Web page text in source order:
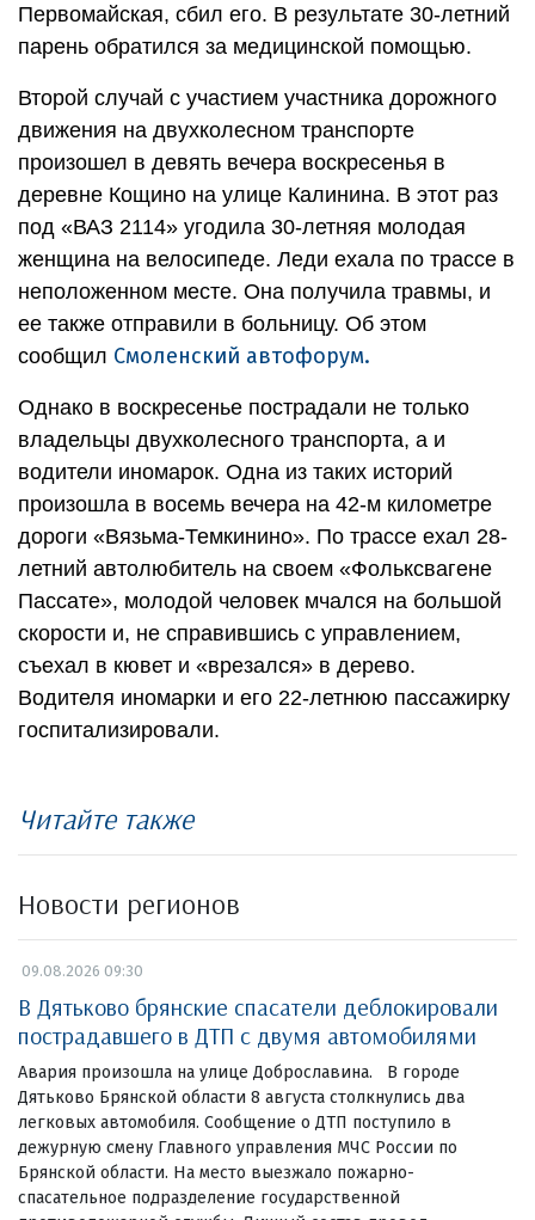
Первомайская, сбил его. В результате 30-летний
парень обратился за медицинской помощью.
Второй случай с участием участника дорожного
движения на двухколесном транспорте
произошел в девять вечера воскресенья в
деревне Кощино на улице Калинина. В этот раз
под «ВАЗ 2114» угодила 30-летняя молодая
женщина на велосипеде. Леди ехала по трассе в
неположенном месте. Она получила травмы, и
ее также отправили в больницу. Об этом
сообщил Смоленский автофорум.
Однако в воскресенье пострадали не только
владельцы двухколесного транспорта, а и
водители иномарок. Одна из таких историй
произошла в восемь вечера на 42-м километре
дороги «Вязьма-Темкинино». По трассе ехал 28-
летний автолюбитель на своем «Фольксвагене
Пассате», молодой человек мчался на большой
скорости и, не справившись с управлением,
съехал в кювет и «врезался» в дерево.
Водителя иномарки и его 22-летнюю пассажирку
госпитализировали.
Читайте также
Новости регионов
09.08.2026 09:30
В Дятьково брянские спасатели деблокировали
пострадавшего в ДТП с двумя автомобилями
Авария произошла на улице Доброславина. В городе
Дятьково Брянской области 8 августа столкнулись два
легковых автомобиля. Сообщение о ДТП поступило в
дежурную смену Главного управления МЧС России по
Брянской области. На место выезжало пожарно-
спасательное подразделение государственной